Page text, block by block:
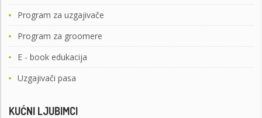
Program za uzgajivače
Program za groomere
E - book edukacija
Uzgajivači pasa
KUĆNI LJUBIMCI